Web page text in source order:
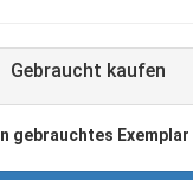
Gebraucht kaufen
gebrauchtes